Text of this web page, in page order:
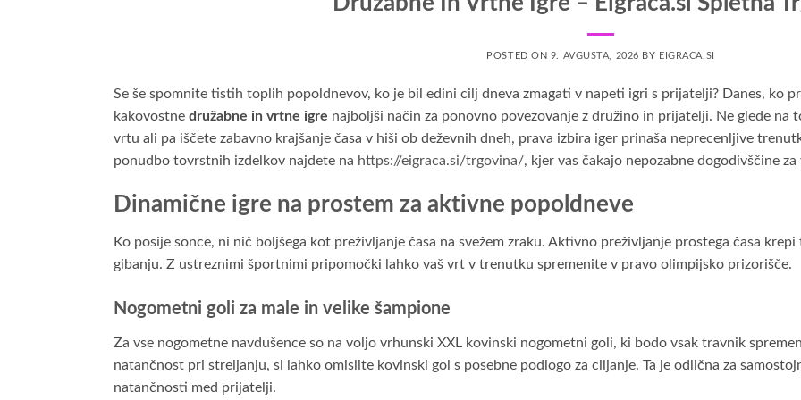
POSTED ON 9. AVGUSTA, 2026 BY EIGRACA.SI
Se še spomnite tistih toplih popoldnevov, ko je bil edini cilj dneva zmagati v napeti igri s prijatelji? Danes, ko
kakovostne družabne in vrtne igre najboljši način za ponovno povezovanje z družino in prijatelji. Ne glede na
vrtu ali pa iščete zabavno krajšanje časa v hiši ob deževnih dneh, prava izbira iger prinaša neprecenljive
ponudbo tovrstnih izdelkov najdete na https://eigraca.si/trgovina/, kjer vas čakajo nepozabne dogodivščine za
Dinamične igre na prostem za aktivne popoldneve
Ko posije sonce, ni nič boljšega kot preživljanje časa na svežem zraku. Aktivno preživljanje prostega časa
gibanju. Z ustreznimi športnimi pripomočki lahko vaš vrt v trenutku spremenite v pravo olimpijsko prizorišče.
Nogometni goli za male in velike šampione
Za vse nogometne navdušence so na voljo vrhunski XXL kovinski nogometni goli, ki bodo vsak travnik
natančnost pri streljanju, si lahko omislite kovinski gol s posebne podlogo za ciljanje. Ta je odlična za
natančnosti med prijatelji.